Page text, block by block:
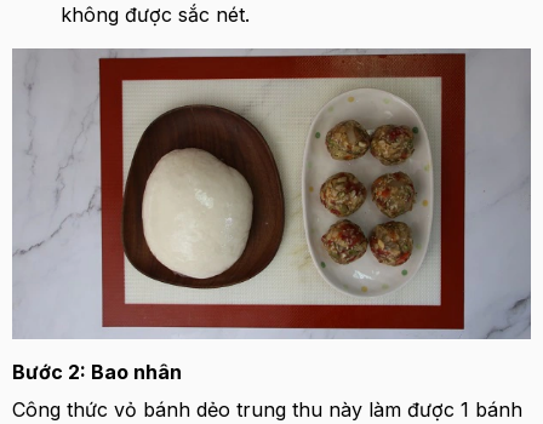
không được sắc nét.
Bước 2: Bao nhân
Công thức vỏ bánh dẻo trung thu này làm được 1 bánh